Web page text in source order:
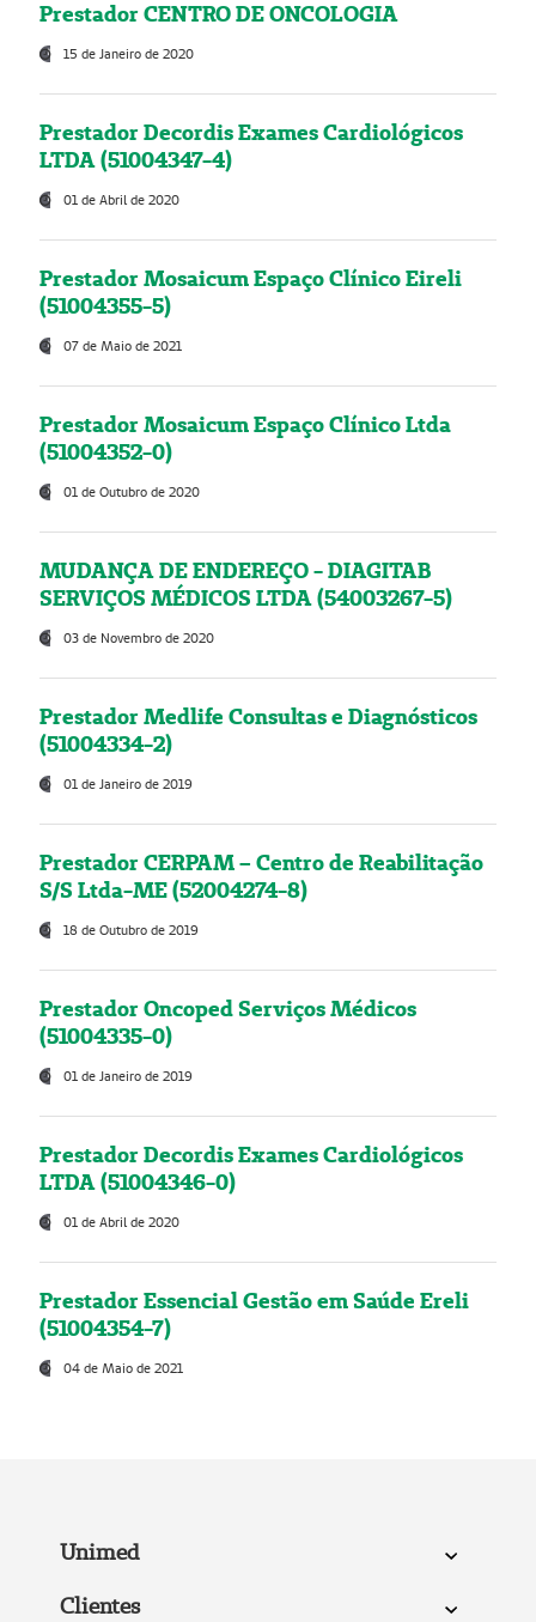
Prestador CENTRO DE ONCOLOGIA
15 de Janeiro de 2020
Prestador Decordis Exames Cardiológicos
LTDA (51004347-4)
01 de Abril de 2020
Prestador Mosaicum Espaço Clínico Eireli
(51004355-5)
07 de Maio de 2021
Prestador Mosaicum Espaço Clínico Ltda
(51004352-0)
01 de Outubro de 2020
MUDANÇA DE ENDEREÇO - DIAGITAB
SERVIÇOS MÉDICOS LTDA (54003267-5)
03 de Novembro de 2020
Prestador Medlife Consultas e Diagnósticos
(51004334-2)
01 de Janeiro de 2019
Prestador CERPAM – Centro de Reabilitação
S/S Ltda-ME (52004274-8)
18 de Outubro de 2019
Prestador Oncoped Serviços Médicos
(51004335-0)
01 de Janeiro de 2019
Prestador Decordis Exames Cardiológicos
LTDA (51004346-0)
01 de Abril de 2020
Prestador Essencial Gestão em Saúde Ereli
(51004354-7)
04 de Maio de 2021
Unimed
Clientes